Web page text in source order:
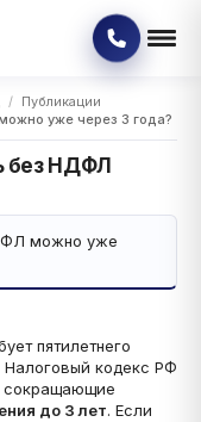
Публикации
уже через 3 года?
без НДФЛ
можно уже
пятилетнего
кодекс РФ
сокращающие
до 3 лет. Если